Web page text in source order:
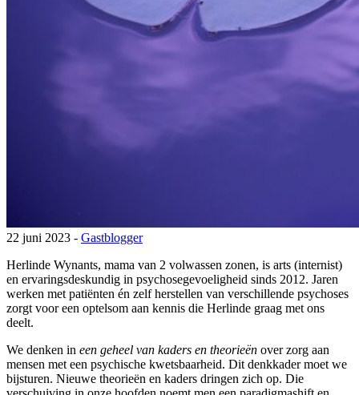
22 juni 2023 - Gastblogger
Herlinde Wynants, mama van 2 volwassen zonen, is arts (internist)
en ervaringsdeskundig in psychosegevoeligheid sinds 2012. Jaren
werken met patiënten én zelf herstellen van verschillende psychoses
zorgt voor een optelsom aan kennis die Herlinde graag met ons
deelt.
We denken in een geheel van kaders en theorieën over zorg aan
mensen met een psychische kwetsbaarheid. Dit denkkader moet we
bijsturen. Nieuwe theorieën en kaders dringen zich op. Die